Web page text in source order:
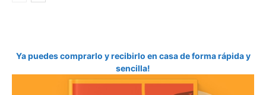
Ya puedes comprarlo y recibirlo en casa de forma rápida y
sencilla!